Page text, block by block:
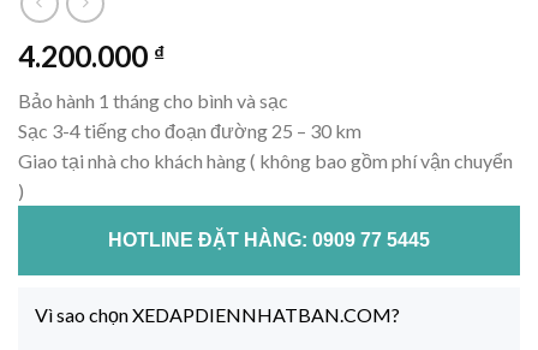
4.200.000 ₫
Bảo hành 1 tháng cho bình và sạc
Sạc 3-4 tiếng cho đoạn đường 25 – 30 km
Giao tại nhà cho khách hàng ( không bao gồm phí vận chuyển
)
HOTLINE ĐẶT HÀNG: 0909 77 5445
Vì sao chọn XEDAPDIENNHATBAN.COM?